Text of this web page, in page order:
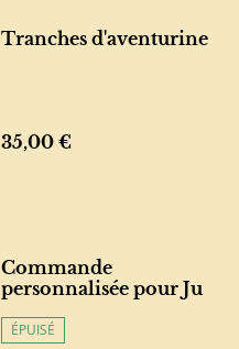
Tranches d'aventurine
35,00 €
Commande
personnalisée pour Ju
ÉPUISÉ